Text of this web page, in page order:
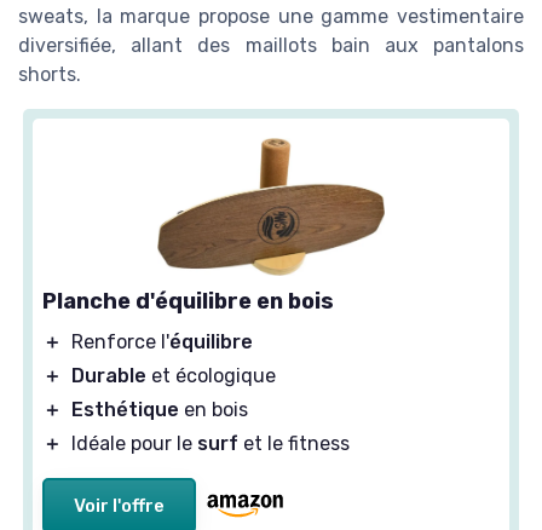
sweats, la marque propose une gamme vestimentaire
diversifiée, allant des maillots bain aux pantalons
shorts.
Planche d'équilibre en bois
＋ Renforce l'équilibre
＋
Durable et écologique
＋
Esthétique en bois
＋
Idéale pour le surf et le fitness
Voir l'offre